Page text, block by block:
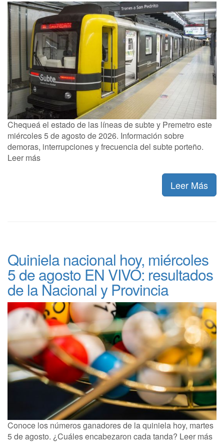
Chequeá el estado de las líneas de subte y Premetro este
miércoles 5 de agosto de 2026. Información sobre
demoras, interrupciones y frecuencia del subte porteño.
Leer más
Leer Más
Quiniela nacional hoy, miércoles
5 de agosto EN VIVO: resultados
de la Nacional y Provincia
Conoce los números ganadores de la quiniela hoy, martes
5 de agosto. ¿Cuáles encabezaron cada tanda? Leer más